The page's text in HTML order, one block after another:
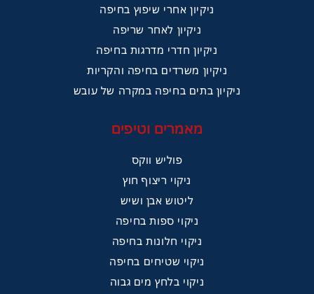
ניקיון אחרי שיפוץ בחיפה
ניקיון לאחר שריפה
ניקיון חדרי מדרגות בחיפה
ניקיון משרדים בחיפה והקריות
ניקיון בתים בחיפה במקרה של עובש
מאמרים וטיפים
פוליש ווקס
ניקוי ריצוף חוץ
ליטוש אבן ושיש
ניקוי ספות בחיפה
ניקוי חלונות בחיפה
ניקוי שטיחים בחיפה
ניקוי בלחץ מים גבוה